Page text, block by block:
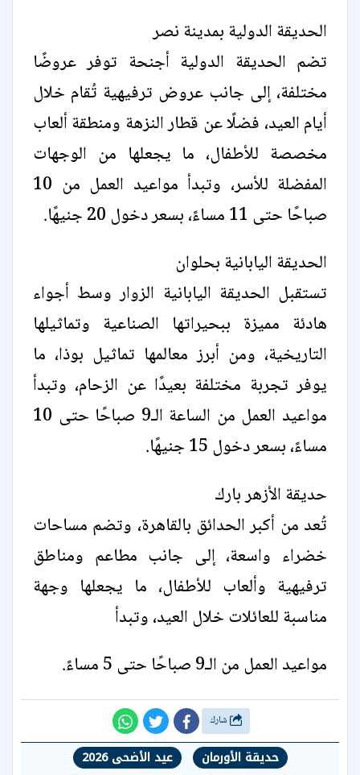
الحديقة الدولية بمدينة نصر
تضم الحديقة الدولية أجنحة توفر عروضًا
مختلفة، إلى جانب عروض ترفيهية تُقام خلال
أيام العيد، فضلًا عن قطار النزهة ومنطقة ألعاب
مخصصة للأطفال، ما يجعلها من الوجهات
المفضلة للأسر، وتبدأ مواعيد العمل من 10
صباحًا حتى 11 مساءً، بسعر دخول 20 جنيهًا.
الحديقة اليابانية بحلوان
تستقبل الحديقة اليابانية الزوار وسط أجواء
هادئة مميزة ببحيراتها الصناعية وتماثيلها
التاريخية، ومن أبرز معالمها تماثيل بوذا، ما
يوفر تجربة مختلفة بعيدًا عن الزحام، وتبدأ
مواعيد العمل من الساعة الـ9 صباحًا حتى 10
مساءً، بسعر دخول 15 جنيهًا.
حديقة الأزهر بارك
تُعد من أكبر الحدائق بالقاهرة، وتضم مساحات
خضراء واسعة، إلى جانب مطاعم ومناطق
ترفيهية وألعاب للأطفال، ما يجعلها وجهة
مناسبة للعائلات خلال العيد، وتبدأ
مواعيد العمل من الـ9 صباحًا حتى 5 مساءً.
حديقة الأورمان
عيد الأضحى 2026